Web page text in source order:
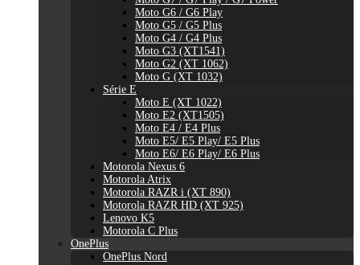
Moto G6 / G6 Play
Moto G5 / G5 Plus
Moto G4 / G4 Plus
Moto G3 (XT1541)
Moto G2 (XT 1062)
Moto G (XT 1032)
Série E
Moto E (XT 1022)
Moto E2 (XT1505)
Moto E4 / E4 Plus
Moto E5/ E5 Play/ E5 Plus
Moto E6/ E6 Play/ E6 Plus
Motorola Nexus 6
Motorola Atrix
Motorola RAZR i (XT 890)
Motorola RAZR HD (XT 925)
Lenovo K5
Motorola C Plus
OnePlus
OnePlus Nord